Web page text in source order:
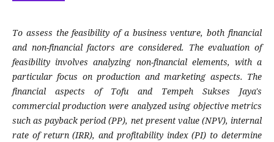
To assess the feasibility of a business venture, both financial
and non-financial factors are considered. The evaluation of
feasibility involves analyzing non-financial elements, with a
particular focus on production and marketing aspects. The
financial aspects of Tofu and Tempeh Sukses Jaya's
commercial production were analyzed using objective metrics
such as payback period (PP), net present value (NPV), internal
rate of return (IRR), and profitability index (PI) to determine